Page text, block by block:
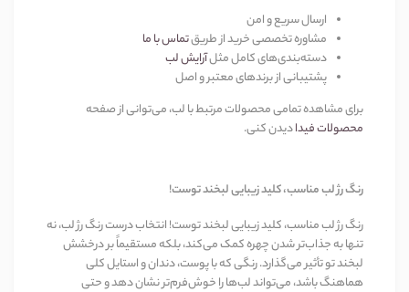
ارسال سریع و امن
مشاوره تخصصی خرید از طریقتماس با ما
دسته‌بندی‌های کامل مثلآرایش لب
پشتیبانی از برندهای معتبر و اصل
برای مشاهده تمامی محصولات مرتبط با لب، می‌توانی از صفحه
محصولات فیدادیدن کنی.
رنگ رژ لب مناسب، کلید زیبایی لبخند توست!
رنگ رژ لب مناسب، کلید زیبایی لبخند توست! انتخاب درست رنگ رژ لب، نه
تنها به جذاب‌تر شدن چهره کمک می‌کند، بلکه مستقیماً بر درخشش
لبخند تو تأثیر می‌گذارد. رنگی که با پوست، دندان و استایل کلی
هماهنگ باشد، می‌تواند لب‌ها را خوش‌فرم‌تر نشان دهد و حتی